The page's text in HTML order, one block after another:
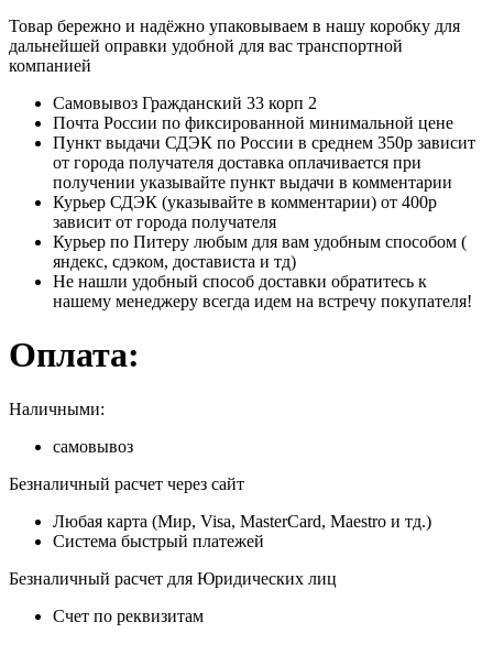
Товар бережно и надёжно упаковываем в нашу коробку для
дальнейшей оправки удобной для вас транспортной
компанией
Самовывоз Гражданский 33 корп 2
Почта России по фиксированной минимальной цене
Пункт выдачи СДЭК по России в среднем 350р зависит
от города получателя доставка оплачивается при
получении указывайте пункт выдачи в комментарии
Курьер СДЭК (указывайте в комментарии) от 400р
зависит от города получателя
Курьер по Питеру любым для вам удобным способом (
яндекс, сдэком, достависта и тд)
Не нашли удобный способ доставки обратитесь к
нашему менеджеру всегда идем на встречу покупателя!
Оплата:
Наличными:
самовывоз
Безналичный расчет через сайт
Любая карта (Мир, Visa, MasterCard, Maestro и тд.)
Система быстрый платежей
Безналичный расчет для Юридических лиц
Счет по реквизитам